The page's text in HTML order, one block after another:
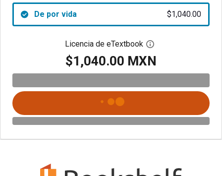
De por vida $1,040.00
Licencia de eTextbook Abre el cuadro de
$1,040.00 MXN